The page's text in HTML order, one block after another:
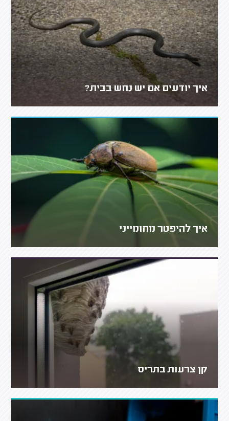
איך יודעים אם יש נחש בבית?
איך להיפטר מחומייני
קן צרעות בתריס